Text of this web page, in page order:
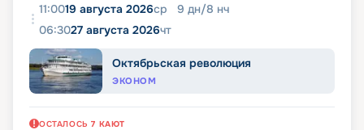
11:0019 августа 2026ср 9 дн/8 нч
06:3027 августа 2026чт
Октябрьская революция
ЭКОНОМ
ОСТАЛОСЬ 7 КАЮТ